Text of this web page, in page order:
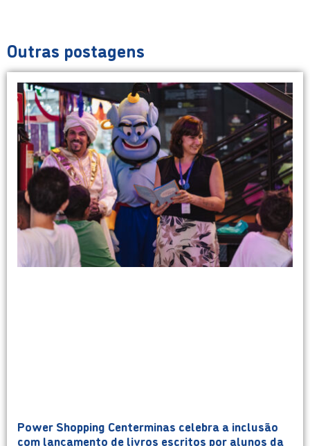
Outras postagens
Power Shopping Centerminas celebra a inclusão
com lançamento de livros escritos por alunos da